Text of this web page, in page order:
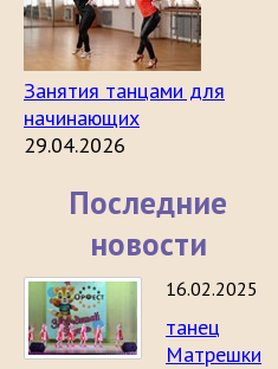
Занятия танцами для
начинающих
29.04.2026
Последние
новости
16.02.2025
танец
Матрешки